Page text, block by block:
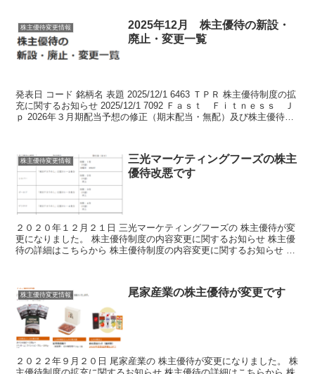
株主優待変更情報
2025年12月 株主優待の新設・
廃止・変更一覧
発表日 コード 銘柄名 表題 2025/12/1 6463 ＴＰＲ 株主優待制度の拡
充に関するお知らせ 2025/12/1 7092 Ｆａｓｔ Ｆｉｔｎｅｓｓ Ｊ
ｐ 2026年３月期配当予想の修正（期末配当・無配）及び株主優待制
株主優待変更情報
三光マーケティングフーズの株主
優待改悪です
２０２０年１２月２１日 三光マーケティングフーズの 株主優待が変
更になりました。 株主優待制度の内容変更に関するお知らせ 株主優
待の詳細はこちらから 株主優待制度の内容変更に関するお知らせ １
株主優待変更情報 尾家産業の株主優待が変更です
２０２２年９月２０日 尾家産業の 株主優待が変更になりました。 株